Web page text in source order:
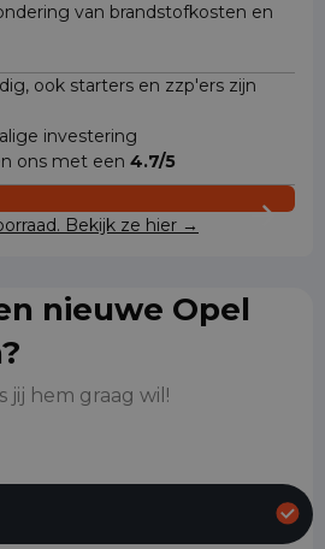
van brandstofkosten en
ook starters en zzp'ers zijn
investering
ons met een 4.7/5
Bekijk ze hier →
nieuwe Opel
jij hem graag wil!